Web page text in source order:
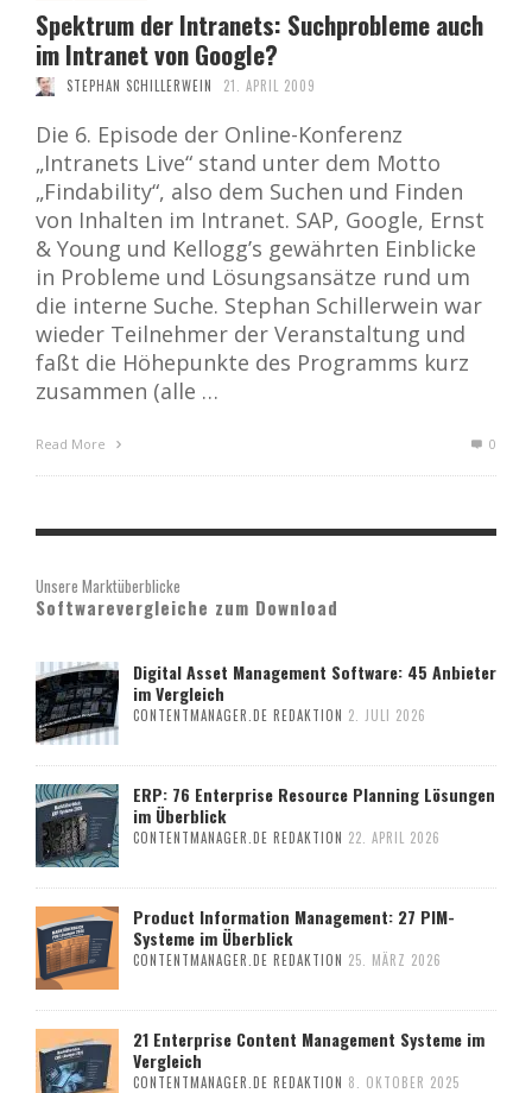
Spektrum der Intranets: Suchprobleme auch
im Intranet von Google?
STEPHAN SCHILLERWEIN 21. APRIL 2009
Die 6. Episode der Online-Konferenz
„Intranets Live“ stand unter dem Motto
„Findability“, also dem Suchen und Finden
von Inhalten im Intranet. SAP, Google, Ernst
& Young und Kellogg’s gewährten Einblicke
in Probleme und Lösungsansätze rund um
die interne Suche. Stephan Schillerwein war
wieder Teilnehmer der Veranstaltung und
faßt die Höhepunkte des Programms kurz
zusammen (alle …
Read More 0
Unsere Marktüberblicke
Softwarevergleiche zum Download
Digital Asset Management Software: 45 Anbieter
im Vergleich
CONTENTMANAGER.DE REDAKTION 2. JULI 2026
ERP: 76 Enterprise Resource Planning Lösungen
im Überblick
CONTENTMANAGER.DE REDAKTION 22. APRIL 2026
Product Information Management: 27 PIM-
Systeme im Überblick
CONTENTMANAGER.DE REDAKTION 25. MÄRZ 2026
21 Enterprise Content Management Systeme im
Vergleich
CONTENTMANAGER.DE REDAKTION 8. OKTOBER 2025